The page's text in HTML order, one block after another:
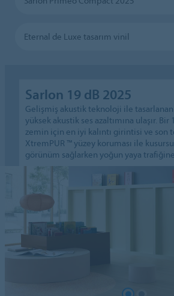
Eternal de Luxe tasarım vinil
Sarlon 19 dB 2025
Gelişmiş akustik teknoloji ile tasarlanan
yüksek akustik ses azaltımına ulaşır.
zemin için en iyi kalıntı girintisi ve son
XtremPUR ™ yüzey koruması ile
görünüm sağlarken yoğun yaya trafiğine